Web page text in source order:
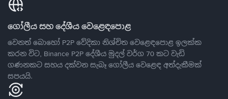
ගෝලීය සහ දේශීය වෙළෙඳපොළ
වෙනත් බොහෝ P2P වේදිකා නිශ්චිත වෙළෙඳපොළ ඉලක්ක
කරන විට, Binance P2P දේශීය මුදල් වර්ග 70 කට වැඩි
ගණනකට සහය දක්වන සැබෑ ගෝලීය වෙළෙඳ අත්දැකීමක්
සපයයි.